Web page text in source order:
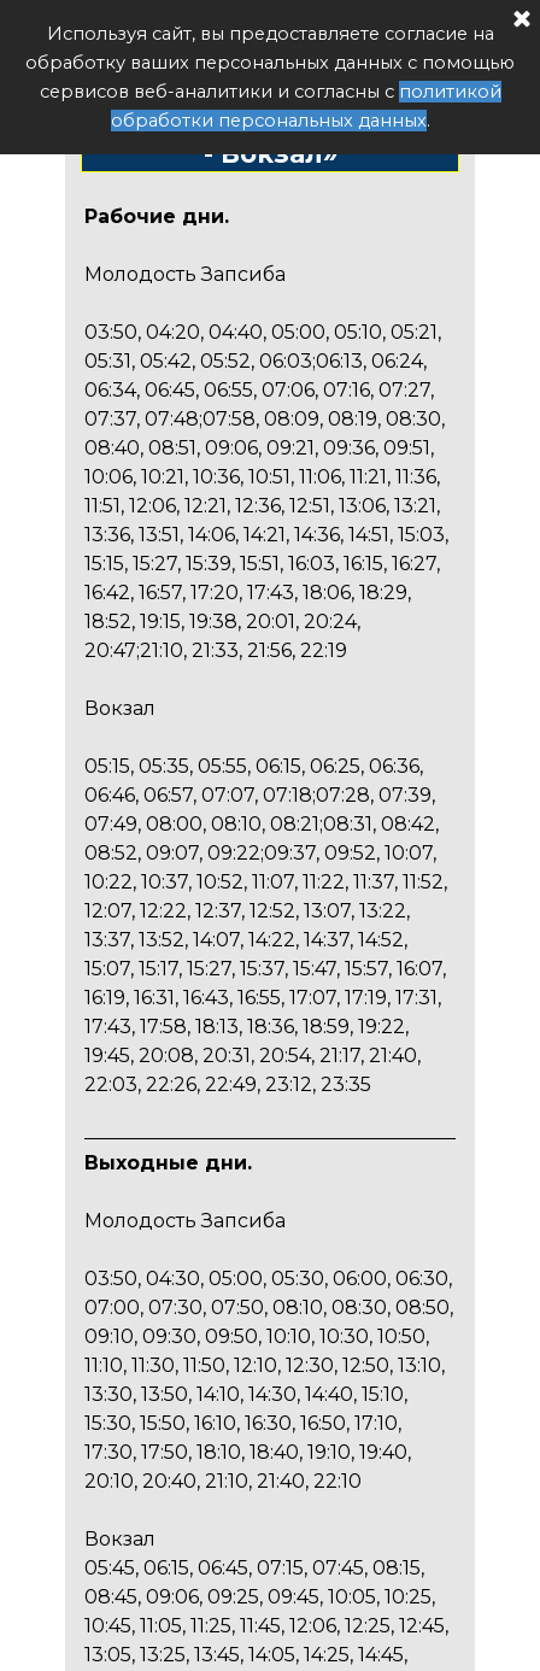
Используя сайт, вы предоставляете согласие на
обработку ваших персональных данных с помощью
сервисов веб-аналитики и согласны с политикой
обработки персональных данных.
Поиск
Расписание автобуса
№81 «Молодость Запсиба
- Вокзал»
Рабочие дни.
Молодость Запсиба
03:50, 04:20, 04:40, 05:00, 05:10, 05:21,
05:31, 05:42, 05:52, 06:03;06:13, 06:24,
06:34, 06:45, 06:55, 07:06, 07:16, 07:27,
07:37, 07:48;07:58, 08:09, 08:19, 08:30,
08:40, 08:51, 09:06, 09:21, 09:36, 09:51,
10:06, 10:21, 10:36, 10:51, 11:06, 11:21, 11:36,
11:51, 12:06, 12:21, 12:36, 12:51, 13:06, 13:21,
13:36, 13:51, 14:06, 14:21, 14:36, 14:51, 15:03,
15:15, 15:27, 15:39, 15:51, 16:03, 16:15, 16:27,
16:42, 16:57, 17:20, 17:43, 18:06, 18:29,
18:52, 19:15, 19:38, 20:01, 20:24,
20:47;21:10, 21:33, 21:56, 22:19
Вокзал
05:15, 05:35, 05:55, 06:15, 06:25, 06:36,
06:46, 06:57, 07:07, 07:18;07:28, 07:39,
07:49, 08:00, 08:10, 08:21;08:31, 08:42,
08:52, 09:07, 09:22;09:37, 09:52, 10:07,
10:22, 10:37, 10:52, 11:07, 11:22, 11:37, 11:52,
12:07, 12:22, 12:37, 12:52, 13:07, 13:22,
13:37, 13:52, 14:07, 14:22, 14:37, 14:52,
15:07, 15:17, 15:27, 15:37, 15:47, 15:57, 16:07,
16:19, 16:31, 16:43, 16:55, 17:07, 17:19, 17:31,
17:43, 17:58, 18:13, 18:36, 18:59, 19:22,
19:45, 20:08, 20:31, 20:54, 21:17, 21:40,
22:03, 22:26, 22:49, 23:12, 23:35
Выходные дни.
Молодость Запсиба
03:50, 04:30, 05:00, 05:30, 06:00, 06:30,
07:00, 07:30, 07:50, 08:10, 08:30, 08:50,
09:10, 09:30, 09:50, 10:10, 10:30, 10:50,
11:10, 11:30, 11:50, 12:10, 12:30, 12:50, 13:10,
13:30, 13:50, 14:10, 14:30, 14:40, 15:10,
15:30, 15:50, 16:10, 16:30, 16:50, 17:10,
17:30, 17:50, 18:10, 18:40, 19:10, 19:40,
20:10, 20:40, 21:10, 21:40, 22:10
Вокзал
05:45, 06:15, 06:45, 07:15, 07:45, 08:15,
08:45, 09:06, 09:25, 09:45, 10:05, 10:25,
10:45, 11:05, 11:25, 11:45, 12:06, 12:25, 12:45,
13:05, 13:25, 13:45, 14:05, 14:25, 14:45,